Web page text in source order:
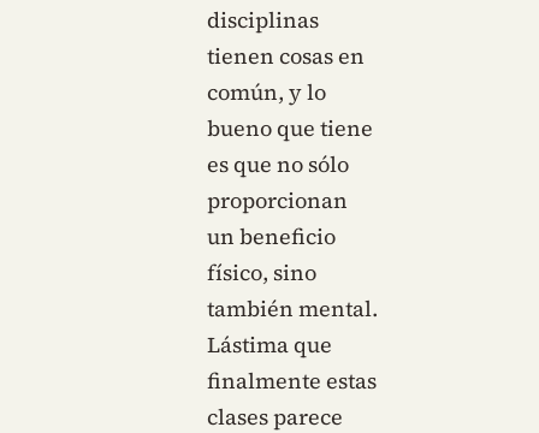
disciplinas
tienen cosas en
común, y lo
bueno que tiene
es que no sólo
proporcionan
un beneficio
físico, sino
también mental.
Lástima que
finalmente estas
clases parece